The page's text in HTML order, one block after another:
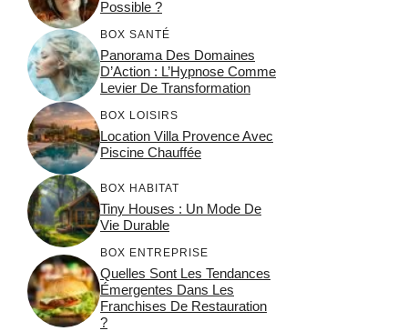
Possible ?
BOX SANTÉ
Panorama Des Domaines
D’Action : L’Hypnose Comme
Levier De Transformation
BOX LOISIRS
Location Villa Provence Avec
Piscine Chauffée
BOX HABITAT
Tiny Houses : Un Mode De
Vie Durable
BOX ENTREPRISE
Quelles Sont Les Tendances
Émergentes Dans Les
Franchises De Restauration
?